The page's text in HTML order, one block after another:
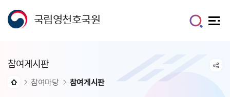
국립영천호국원
참여게시판
참여마당 참여게시판